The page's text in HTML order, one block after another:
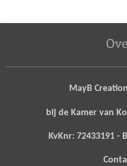
MayB
bij de Kamer van
KvKnr: 72433191 -